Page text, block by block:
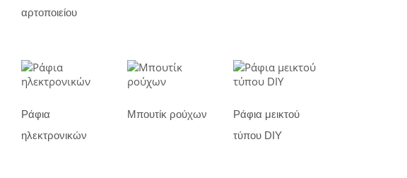
αρτοποιείου
Ράφια
ηλεκτρονικών
Μπουτίκ ρούχων
Ράφια μεικτού
τύπου DIY